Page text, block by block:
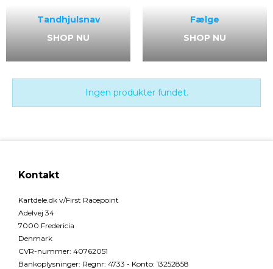
Tandhjulsnav
SHOP NU
Fælge
SHOP NU
Ingen produkter fundet.
Kontakt
Kartdele.dk v/First Racepoint
Adelvej 34
7000 Fredericia
Denmark
CVR-nummer: 40762051
Bankoplysninger: Regnr: 4733 - Konto: 13252858